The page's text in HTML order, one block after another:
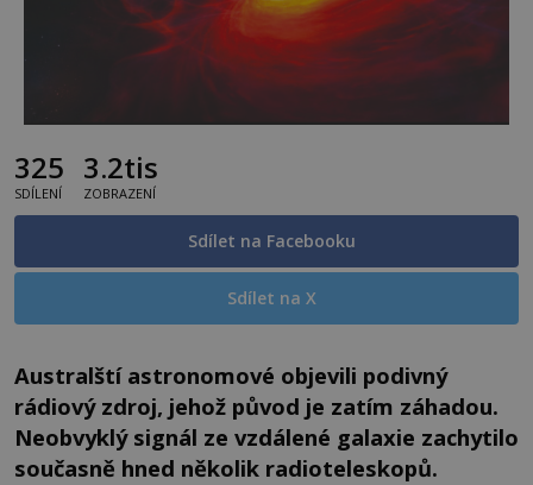
325
SDÍLENÍ
3.2tis
ZOBRAZENÍ
Sdílet na Facebooku
Sdílet na X
Australští astronomové objevili podivný
rádiový zdroj, jehož původ je zatím záhadou.
Neobvyklý signál ze vzdálené galaxie zachytilo
současně hned několik radioteleskopů.